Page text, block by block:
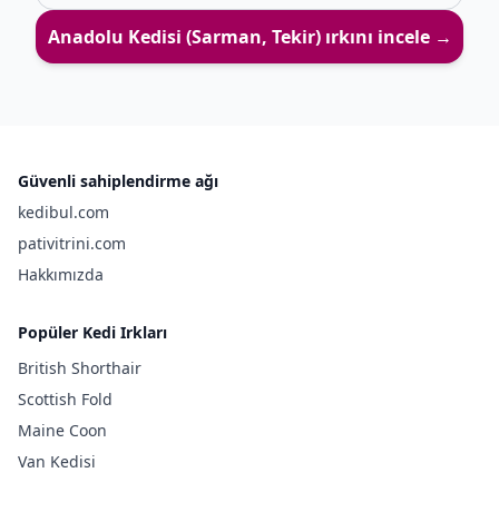
Anadolu Kedisi (Sarman, Tekir)ırkını incele →
Güvenli sahiplendirme ağı
kedibul.com
pativitrini.com
Hakkımızda
Popüler Kedi Irkları
British Shorthair
Scottish Fold
Maine Coon
Van Kedisi